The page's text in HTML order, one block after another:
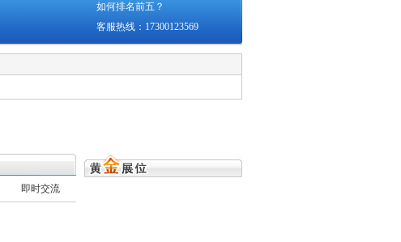
如何排名前五？
客服热线：17300123569
即时交流